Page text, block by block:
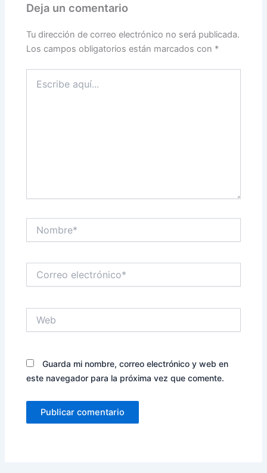
Deja un comentario
Tu dirección de correo electrónico no será publicada.
Los campos obligatorios están marcados con *
aquí...
electrónico*
Guarda mi nombre, correo electrónico y web en
este navegador para la próxima vez que comente.